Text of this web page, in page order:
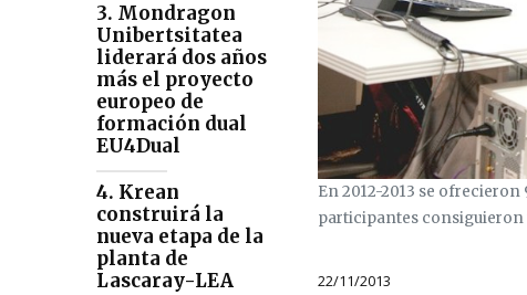
3. Mondragon
Unibertsitatea
liderará dos años
más el proyecto
europeo de
formación dual
EU4Dual
4. Krean
construirá la
nueva etapa de la
planta de
Lascaray-LEA
En 2012-2013 se
participantes consiguieron
22/11/2013